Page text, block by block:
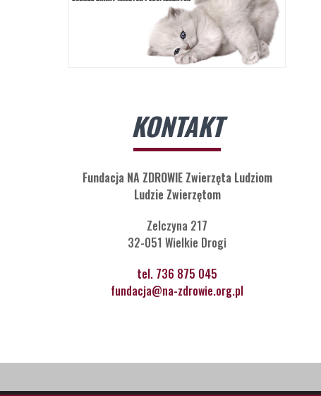
KONTAKT
Fundacja NA ZDROWIE Zwierzęta Ludziom
Ludzie Zwierzętom
Zelczyna 217
32-051 Wielkie Drogi
tel. 736 875 045
fundacja@na-zdrowie.org.pl